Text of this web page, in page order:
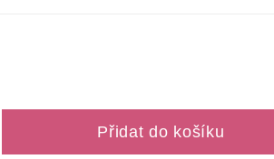
Přidat do košíku